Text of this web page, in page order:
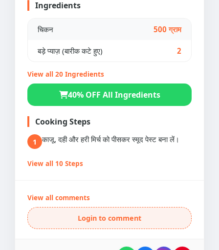
Ingredients
चिकन 500 ग्राम
बड़े प्याज़ (बारीक कटे हुए) 2
View all 20 Ingredients
40% OFF All Ingredients
Cooking Steps
1 काजू, दही और हरी मिर्च को पीसकर स्मूद पेस्ट बना लें।
View all 10 Steps
View all comments
Login to comment